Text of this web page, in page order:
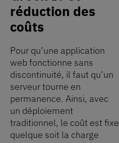
réduction des
coûts
Pour qu’une application
web fonctionne sans
discontinuité, il faut qu’un
serveur tourne en
permanence. Ainsi, avec
un déploiement
traditionnel, le coût est fixe
quelque soit la charge